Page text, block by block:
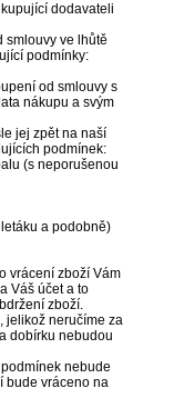
dodavateli
smlouvy ve lhůtě
podmínky:
od smlouvy s
nákupu a svým
jej zpět na naší
podmínek:
(s neporušenou
a podobně)
vrácení zboží Vám
Váš účet a to
zboží.
jelikož neručíme za
dobírku nebudou
nebude
bude vráceno na